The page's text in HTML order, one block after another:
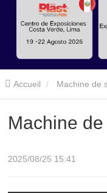
Accueil Machine de
Machine
2025/08/25 15:41